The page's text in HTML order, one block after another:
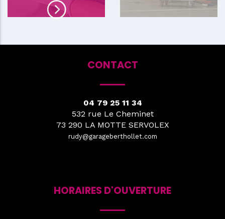
CONTACT
04 79 25 11 34
532 rue Le Cheminet
73 290 LA MOTTE SERVOLEX
rudy@garageberthollet.com
HORAIRES D'OUVERTURE